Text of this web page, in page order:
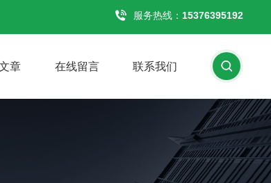
服务热线： 15376395192
章 在线留言 联系我们